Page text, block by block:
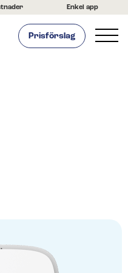
Enkel app
Prisförslag